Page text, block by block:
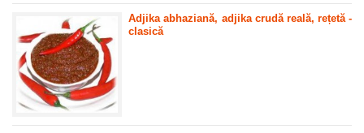
Adjika abhaziană, adjika crudă reală, rețetă -
clasică